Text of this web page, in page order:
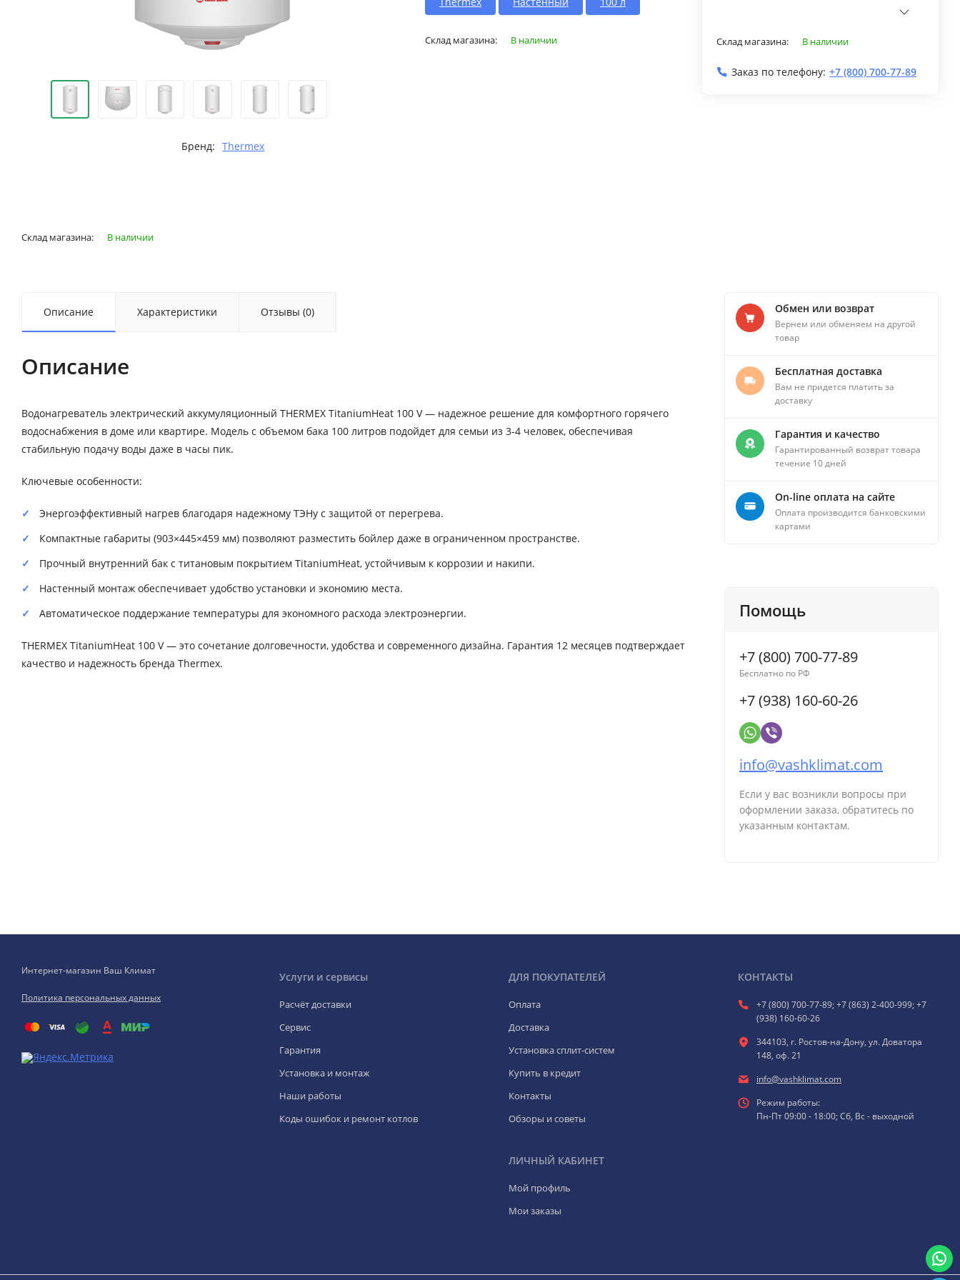
Бренд: Thermex
Склад магазина: В наличии Склад магазина: В наличии
Заказ по телефону: +7 (800) 700-77-89
Склад магазина: В наличии
Описание Характеристики Отзывы (0)
Описание
Водонагреватель электрический аккумуляционный THERMEX TitaniumHeat 100 V — надежное решение для комфортного горячего
водоснабжения в доме или квартире. Модель с объемом бака 100 литров подойдет для семьи из 3-4 человек, обеспечивая
стабильную подачу воды даже в часы пик.
Ключевые особенности:
Энергоэффективный нагрев благодаря надежному ТЭНу с защитой от перегрева.
Компактные габариты (903×445×459 мм) позволяют разместить бойлер даже в ограниченном пространстве.
Прочный внутренний бак с титановым покрытием TitaniumHeat, устойчивым к коррозии и накипи.
Настенный монтаж обеспечивает удобство установки и экономию места.
Автоматическое поддержание температуры для экономного расхода электроэнергии.
THERMEX TitaniumHeat 100 V — это сочетание долговечности, удобства и современного дизайна. Гарантия 12 месяцев подтверждает
качество и надежность бренда Thermex.
Обмен или возврат
Вернем или обменяем на другой
товар
Бесплатная доставка
Вам не придется платить за
доставку
Гарантия и качество
Гарантированный возврат товара
течение 10 дней
On-line оплата на сайте
Оплата производится банковскими
картами
Помощь
+7 (800) 700-77-89
Бесплатно по РФ
+7 (938) 160-60-26
info@vashklimat.com
Если у вас возникли вопросы при
оформлении заказа, обратитесь по
указанным контактам.
Интернет-магазин Ваш Климат
Политика персональных данных
Услуги и сервисы
Расчёт доставки
Сервис
Гарантия
Установка и монтаж
Наши работы
Коды ошибок и ремонт котлов
ДЛЯ ПОКУПАТЕЛЕЙ
Оплата
Доставка
Установка сплит-систем
Купить в кредит
Контакты
Обзоры и советы
ЛИЧНЫЙ КАБИНЕТ
Мой профиль
Мои заказы
КОНТАКТЫ
+7 (800) 700-77-89; +7 (863) 2-400-999; +7
(938) 160-60-26
344103, г. Ростов-на-Дону, ул. Доватора
148, оф. 21
info@vashklimat.com
Режим работы:
Пн-Пт 09:00 - 18:00; Сб, Вс - выходной